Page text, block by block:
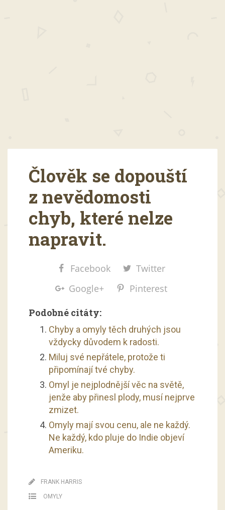
Člověk se dopouští
z nevědomosti
chyb, které nelze
napravit.
Facebook
Twitter
Google+
Pinterest
Podobné citáty:
Chyby a omyly těch druhých jsou
vždycky důvodem k radosti.
Miluj své nepřátele, protože ti
připomínají tvé chyby.
Omyl je nejplodnější věc na světě,
jenže aby přinesl plody, musí nejprve
zmizet.
Omyly mají svou cenu, ale ne každý.
Ne každý, kdo pluje do Indie objeví
Ameriku.
FRANK HARRIS
OMYLY